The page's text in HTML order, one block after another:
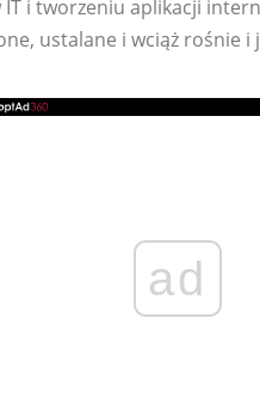
i tworzeniu aplikacji
ustalane i wciąż rośnie i
ad